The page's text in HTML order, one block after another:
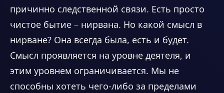
причинно следственной связи. Есть просто
чистое бытие – нирвана. Но какой смысл в
нирване? Она всегда была, есть и будет.
Смысл проявляется на уровне деятеля, и
этим уровнем ограничивается. Мы не
способны хотеть чего-либо за пределами